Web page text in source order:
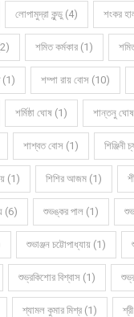
লোপামুদ্রা কুন্ডু (4) শংকর
শমিত কর্মকার (1)
(1) শম্পা রায় বোস (10)
শর্মিষ্ঠা ঘোষ (1) শান্তনু
শাশ্বত বোস (1) শিঞ্জিনী
(1) শিশির আজম (1)
(6) শুভঙ্কর পাল (1)
শুভাঞ্জন চট্টোপাধ্যায় (1)
শুভ্রকিশোর বিশ্বাস (1)
শ্যামল কুমার মিশ্র (1)